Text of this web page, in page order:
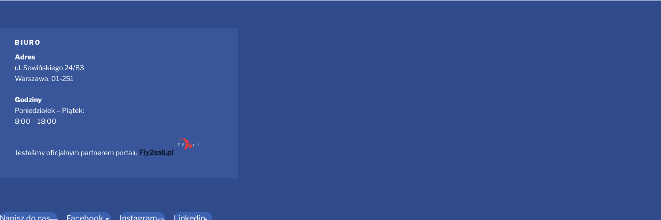
BIURO
Adres
ul. Sowińskiego 24/83
Warszawa, 01-251
Godziny
Poniedziałek – Piątek:
8:00 – 18:00
Jesteśmy oficjalnym partnerem portalu Fly2sail.pl